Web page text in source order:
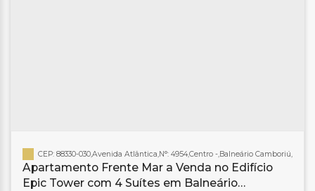
Apartamento Frente Mar a Venda no Edifício
Epic Tower com 4 Suítes em Balneário
CEP: 88330-030,Avenida Atlântica,N°: 4954,Centro ,Balneário Camboriú,